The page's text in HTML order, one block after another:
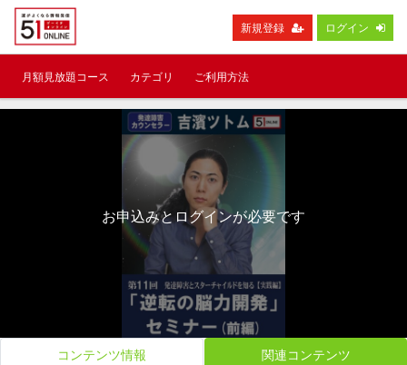
新規登録 ログイン
月額見放題コース カテゴリ ご利用方法
お申込みとログインが必要です
コンテンツ情報 関連コンテンツ